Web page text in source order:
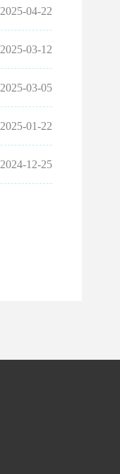
2025-04-22
2025-03-12
2025-03-05
2025-01-22
2024-12-25